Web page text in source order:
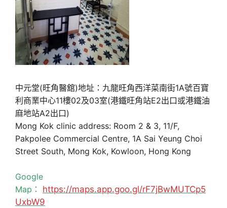
中元堂(旺角醫舘)地址：九龍旺角西洋菜南街1A號百寶
利商業中心11樓02及03室(港鐵旺角站E2出口或港鐵油
麻地站A2出口)
Mong Kok clinic address: Room 2 & 3, 11/F,
Pakpolee Commercial Centre, 1A Sai Yeung Choi
Street South, Mong Kok, Kowloon, Hong Kong
Google
Map： https://maps.app.goo.gl/rF7jBwMUTCp5
UxbW9